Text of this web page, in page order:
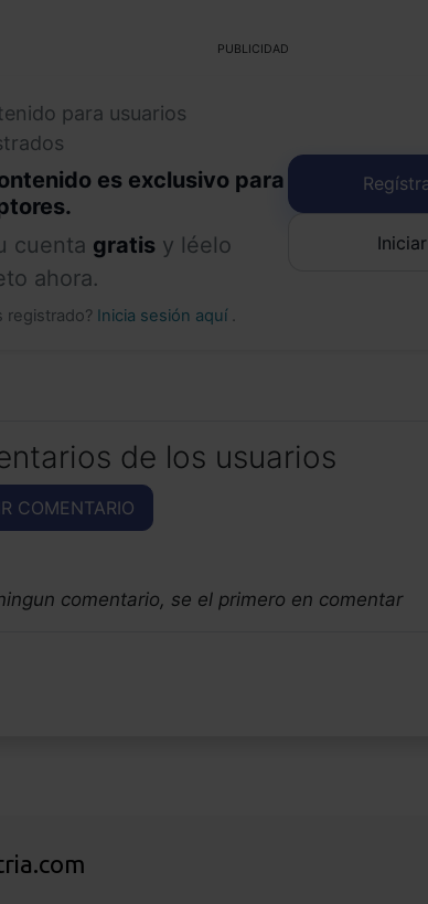
PUBLICIDAD
para usuarios
es exclusivo para
cuenta gratis y léelo
ahora.
registrado? Inicia sesión aquí .
de los usuarios
COMENTARIO
comentario, se el primero en comentar